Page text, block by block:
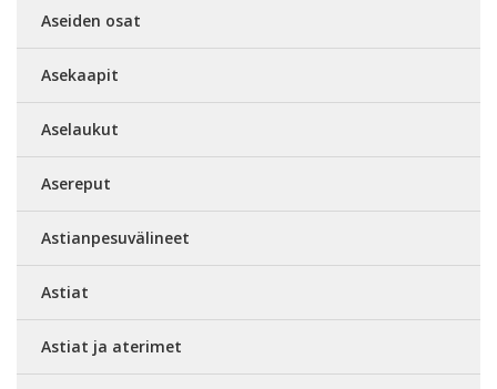
Aseiden osat
Asekaapit
Aselaukut
Asereput
Astianpesuvälineet
Astiat
Astiat ja aterimet